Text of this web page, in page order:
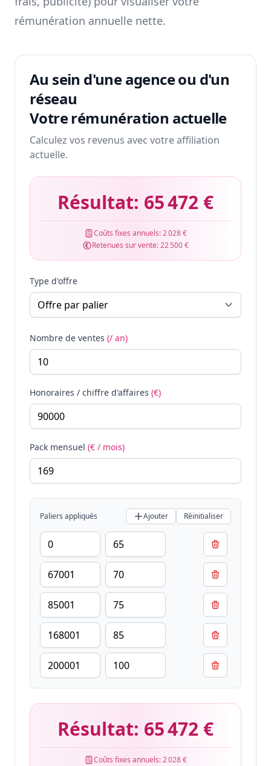
rémunération annuelle nette.
Au sein d'une agence ou d'un
réseau
Votre rémunération actuelle
Calculez vos revenus avec votre affiliation
actuelle.
Résultat: 65 472 €
Coûts fixes annuels:2 028 €
Retenues sur vente:22 500 €
Type d'offre
Nombre de ventes (/ an)
Honoraires / chiffre d'affaires (€)
Pack mensuel (€ / mois)
Paliers appliqués Ajouter Réinitialiser
Résultat: 65 472 €
Coûts fixes annuels:2 028 €